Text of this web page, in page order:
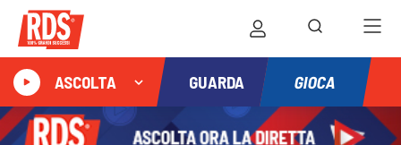
ASCOLTA GUARDA GIOCA